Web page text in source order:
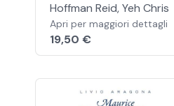
COME CREARE
AZIENDE DI ENORME
VALORE ALLA
LUCE
Hoffman Reid, Yeh Chris
Apri per maggiori dettagli
19,50 €